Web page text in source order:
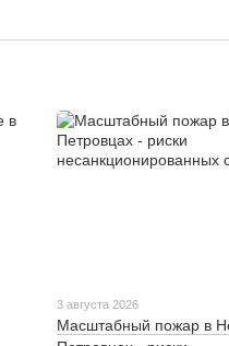
3 августа 2026
Масштабный пожар в